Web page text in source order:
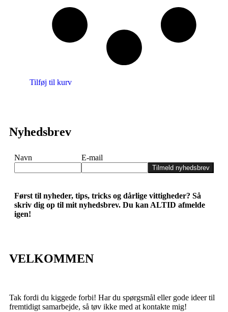
Tilføj til kurv
Nyhedsbrev
Navn E-mail
Tilmeld nyhedsbrev
Først til nyheder, tips, tricks og dårlige vittigheder? Så
skriv dig op til mit nyhedsbrev. Du kan ALTID afmelde
igen!
VELKOMMEN
Tak fordi du kiggede forbi! Har du spørgsmål eller gode ideer til
fremtidigt samarbejde, så tøv ikke med at kontakte mig!